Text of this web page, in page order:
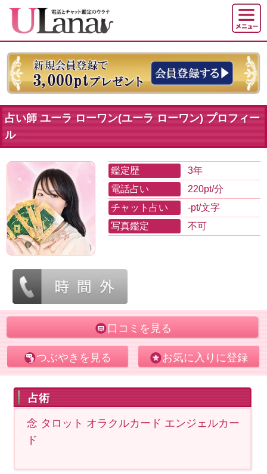
占い師 ユーラ ローワン(ユーラ ローワン) プロフィー
ル
鑑定歴
3年
電話占い
220pt/分
チャット占い
-pt/文字
写真鑑定
不可
口コミを見る
つぶやきを見る お気に入りに登録
占術
念 タロット オラクルカード エンジェルカー
ド